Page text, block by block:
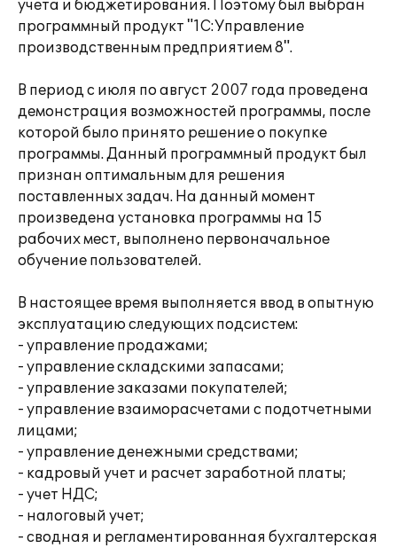
учета и бюджетирования. Поэтому был выбран
программный продукт "1С:Управление
производственным предприятием 8".
В период с июля по август 2007 года проведена
демонстрация возможностей программы, после
которой было принято решение о покупке
программы. Данный программный продукт был
признан оптимальным для решения
поставленных задач. На данный момент
произведена установка программы на 15
рабочих мест, выполнено первоначальное
обучение пользователей.
В настоящее время выполняется ввод в опытную
эксплуатацию следующих подсистем:
- управление продажами;
- управление складскими запасами;
- управление заказами покупателей;
- управление взаиморасчетами с подотчетными
лицами;
- управление денежными средствами;
- кадровый учет и расчет заработной платы;
- учет НДС;
- налоговый учет;
- сводная и регламентированная бухгалтерская